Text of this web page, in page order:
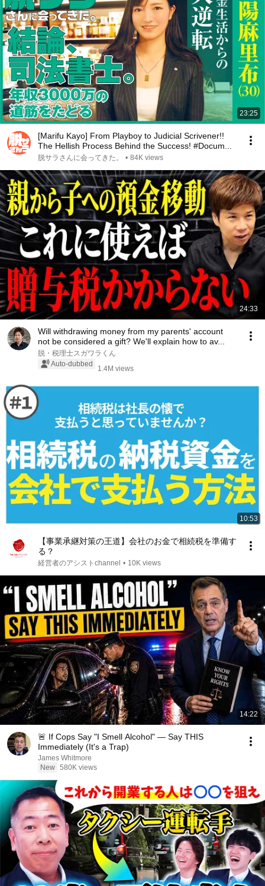
23:25
[Marifu Kayo] From Playboy to Judicial Scrivener!!
The Hellish Process Behind the Success! #Docum...
脱サラさんに会ってきた。 • 84K views
24:33
Will withdrawing money from my parents' account
not be considered a gift? We'll explain how to av...
脱・税理士スガワラくん
Auto-dubbed
1.4M views
10:53
【事業承継対策の王道】会社のお金で相続税を準備す
る？
経営者のアシストchannel • 10K views
14:22
🚨 If Cops Say "I Smell Alcohol" — Say THIS
Immediately (It's a Trap)
James Whitmore
New 580K views